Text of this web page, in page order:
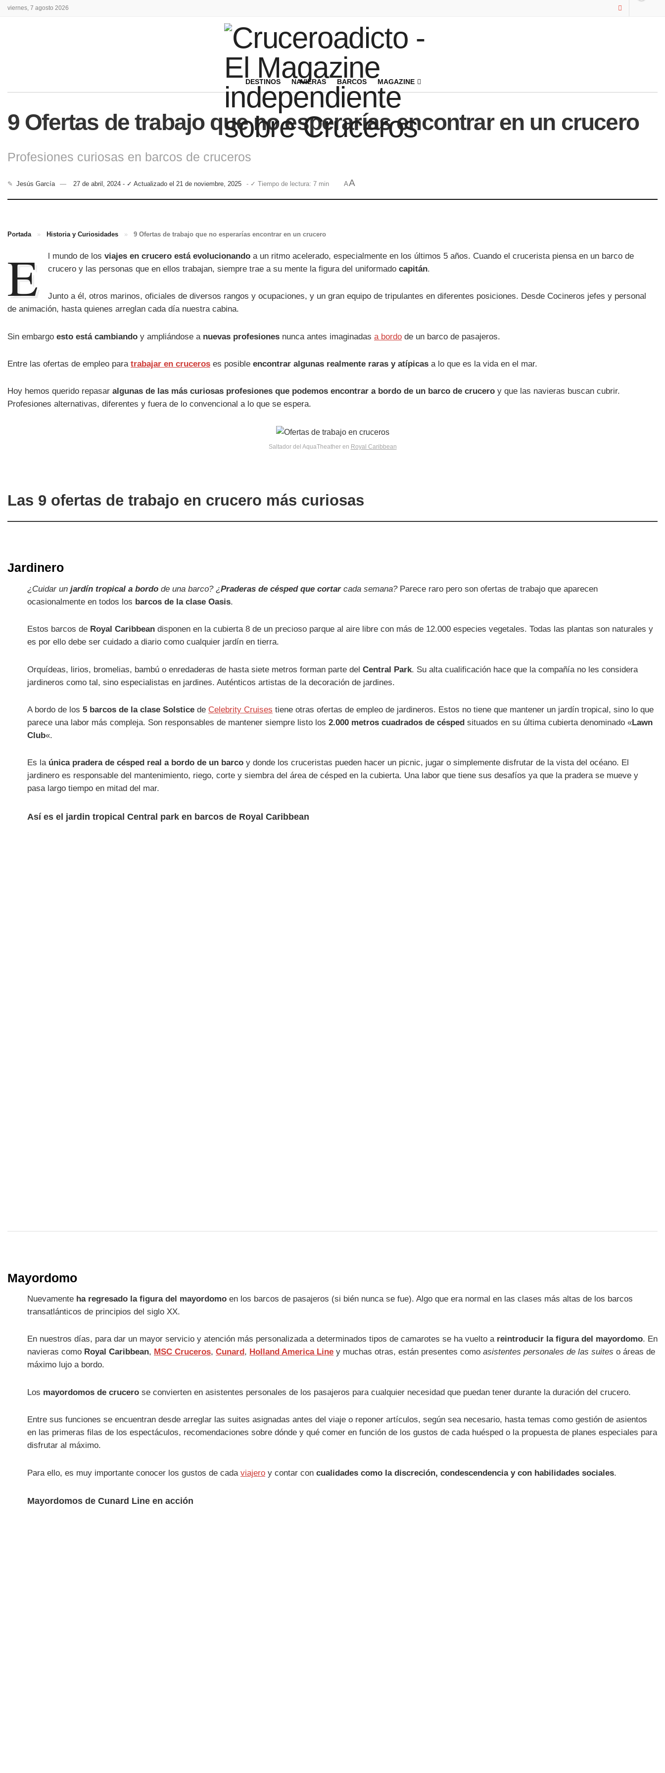
viernes, 7 agosto 2026
DESTINOS NAVIERAS BARCOS MAGAZINE
9 Ofertas de trabajo que no esperarías encontrar en un crucero
Profesiones curiosas en barcos de cruceros
✎ Jesús García 27 de abril, 2024 - ✓ Actualizado el 21 de noviembre, 2025 - ✓ Tiempo de lectura: 7 min AA
Portada » Historia y Curiosidades » 9 Ofertas de trabajo que no esperarías encontrar en un crucero
E l mundo de losviajes en crucero está evolucionando a un ritmo acelerado, especialmente en los últimos 5 años. Cuando el crucerista piensa en un barco de
crucero y las personas que en ellos trabajan, siempre trae a su mente la figura del uniformadocapitán.
Junto a él, otros marinos, oficiales de diversos rangos y ocupaciones, y un gran equipo de tripulantes en diferentes posiciones. Desde Cocineros jefes y personal
de animación, hasta quienes arreglan cada día nuestra cabina.
Sin embargo esto está cambiando y ampliándose a nuevas profesiones nunca antes imaginadas a bordo de un barco de pasajeros.
Entre las ofertas de empleo para trabajar en cruceros es posible encontrar algunas realmente raras y atípicas a lo que es la vida en el mar.
Hoy hemos querido repasar algunas de las más curiosas profesiones que podemos encontrar a bordo de un barco de crucero y que las navieras buscan cubrir.
Profesiones alternativas, diferentes y fuera de lo convencional a lo que se espera.
Saltador del AquaTheather en Royal Caribbean
Las 9 ofertas de trabajo en crucero más curiosas
Jardinero
¿Cuidar un jardín tropical a bordo de una barco? ¿Praderas de césped que cortarcada semana?Parece raro pero son ofertas de trabajo que aparecen
ocasionalmente en todos los barcos de la clase Oasis.
Estos barcos de Royal Caribbean disponen en la cubierta 8 de un precioso parque al aire libre con más de 12.000 especies vegetales. Todas las plantas son naturales y
es por ello debe ser cuidado a diario como cualquier jardín en tierra.
Orquídeas, lirios, bromelias, bambú o enredaderas de hasta siete metros forman parte del Central Park. Su alta cualificación hace que la compañía no les considera
jardineros como tal, sino especialistas en jardines. Auténticos artistas de la decoración de jardines.
A bordo de los 5 barcos de la clase Solstice de Celebrity Cruises tiene otras ofertas de empleo de jardineros. Estos no tiene que mantener un jardín tropical, sino lo que
parece una labor más compleja. Son responsables de mantener siempre listo los 2.000 metros cuadrados de césped situados en su última cubierta denominado «Lawn
Club«.
Es la única pradera de césped real a bordo de un barco y donde los cruceristas pueden hacer un picnic, jugar o simplemente disfrutar de la vista del océano. El
jardinero es responsable del mantenimiento, riego, corte y siembra del área de césped en la cubierta. Una labor que tiene sus desafíos ya que la pradera se mueve y
pasa largo tiempo en mitad del mar.
Así es el jardin tropical Central park en barcos de Royal Caribbean
Mayordomo
Nuevamente ha regresado la figura del mayordomo en los barcos de pasajeros (si bién nunca se fue). Algo que era normal en las clases más altas de los barcos
transatlánticos de principios del siglo XX.
En nuestros días, para dar un mayor servicio y atención más personalizada a determinados tipos de camarotes se ha vuelto a reintroducir la figura del mayordomo. En
navieras como Royal Caribbean, MSC Cruceros, Cunard , Holland America Line y muchas otras, están presentes como asistentes personales de las suites o áreas de
máximo lujo a bordo.
Los mayordomos de crucero se convierten en asistentes personales de los pasajeros para cualquier necesidad que puedan tener durante la duración del crucero.
Entre sus funciones se encuentran desde arreglar las suites asignadas antes del viaje o reponer artículos, según sea necesario, hasta temas como gestión de asientos
en las primeras filas de los espectáculos, recomendaciones sobre dónde y qué comer en función de los gustos de cada huésped o la propuesta de planes especiales para
disfrutar al máximo.
Para ello, es muy importante conocer los gustos de cada viajero y contar con cualidades como la discreción, condescendencia y con habilidades sociales.
Mayordomos de Cunard Line en acción